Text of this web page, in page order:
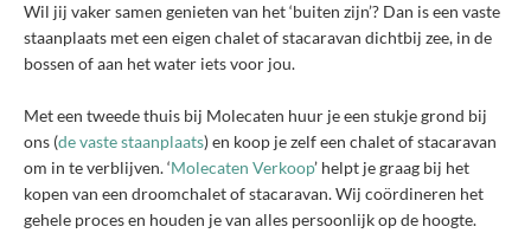
Wil jij vaker samen genieten van het ‘buiten zijn’? Dan is een vaste
staanplaats met een eigen chalet of stacaravan dichtbij zee, in de
bossen of aan het water iets voor jou.
Met een tweede thuis bij Molecaten huur je een stukje grond bij
ons (de vaste staanplaats) en koop je zelf een chalet of stacaravan
om in te verblijven. ‘Molecaten Verkoop’ helpt je graag bij het
kopen van een droomchalet of stacaravan. Wij coördineren het
gehele proces en houden je van alles persoonlijk op de hoogte.